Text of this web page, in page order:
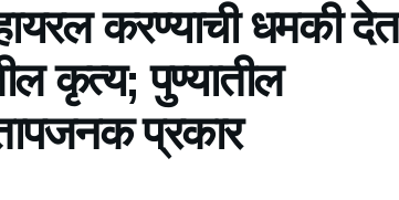
करण्याची धमकी देत
कृत्य; पुण्यातील
प्रकार